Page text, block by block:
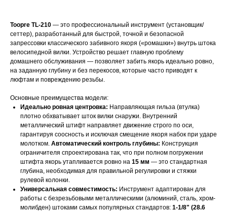
Toopre TL-210 — это профессиональный инструмент (установщик/
сеттер), разработанный для быстрой, точной и безопасной
запрессовки классического забивного якоря («ромашки») внутрь штока
велосипедной вилки. Устройство решает главную проблему
домашнего обслуживания — позволяет забить якорь идеально ровно,
на заданную глубину и без перекосов, которые часто приводят к
люфтам и повреждению резьбы.
Основные преимущества модели:
Идеально ровная центровка: Направляющая гильза (втулка)
плотно обхватывает шток вилки снаружи. Внутренний
металлический штифт направляет движение строго по оси,
гарантируя соосность и исключая смещение якоря набок при ударе
молотком. Автоматический контроль глубины: Конструкция
ограничителя спроектирована так, что при полном погружении
штифта якорь утапливается ровно на 15 мм — это стандартная
глубина, необходимая для правильной регулировки и стяжки
рулевой колонки.
Универсальная совместимость: Инструмент адаптирован для
работы с безрезьбовыми металлическими (алюминий, сталь, хром-
молибден) штоками самых популярных стандартов: 1-1/8" (28.6